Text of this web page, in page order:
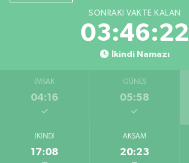
SONRAKI VAKTE KALAN
03:46:22
İkindi Namazı
İMSAK
04:16
GÜNEŞ
05:58
İKINDI
17:08
AKŞAM
20:23